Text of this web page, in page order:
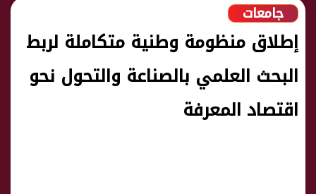
جامعات
إطلاق منظومة وطنية متكاملة لربط
البحث العلمي بالصناعة والتحول نحو
اقتصاد المعرفة